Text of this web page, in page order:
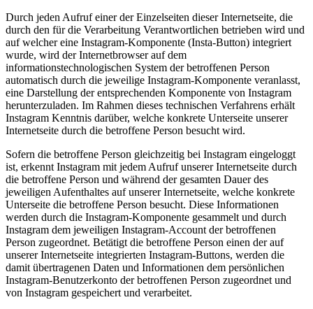
Durch jeden Aufruf einer der Einzelseiten dieser Internetseite, die
durch den für die Verarbeitung Verantwortlichen betrieben wird und
auf welcher eine Instagram-Komponente (Insta-Button) integriert
wurde, wird der Internetbrowser auf dem
informationstechnologischen System der betroffenen Person
automatisch durch die jeweilige Instagram-Komponente veranlasst,
eine Darstellung der entsprechenden Komponente von Instagram
herunterzuladen. Im Rahmen dieses technischen Verfahrens erhält
Instagram Kenntnis darüber, welche konkrete Unterseite unserer
Internetseite durch die betroffene Person besucht wird.
Sofern die betroffene Person gleichzeitig bei Instagram eingeloggt
ist, erkennt Instagram mit jedem Aufruf unserer Internetseite durch
die betroffene Person und während der gesamten Dauer des
jeweiligen Aufenthaltes auf unserer Internetseite, welche konkrete
Unterseite die betroffene Person besucht. Diese Informationen
werden durch die Instagram-Komponente gesammelt und durch
Instagram dem jeweiligen Instagram-Account der betroffenen
Person zugeordnet. Betätigt die betroffene Person einen der auf
unserer Internetseite integrierten Instagram-Buttons, werden die
damit übertragenen Daten und Informationen dem persönlichen
Instagram-Benutzerkonto der betroffenen Person zugeordnet und
von Instagram gespeichert und verarbeitet.